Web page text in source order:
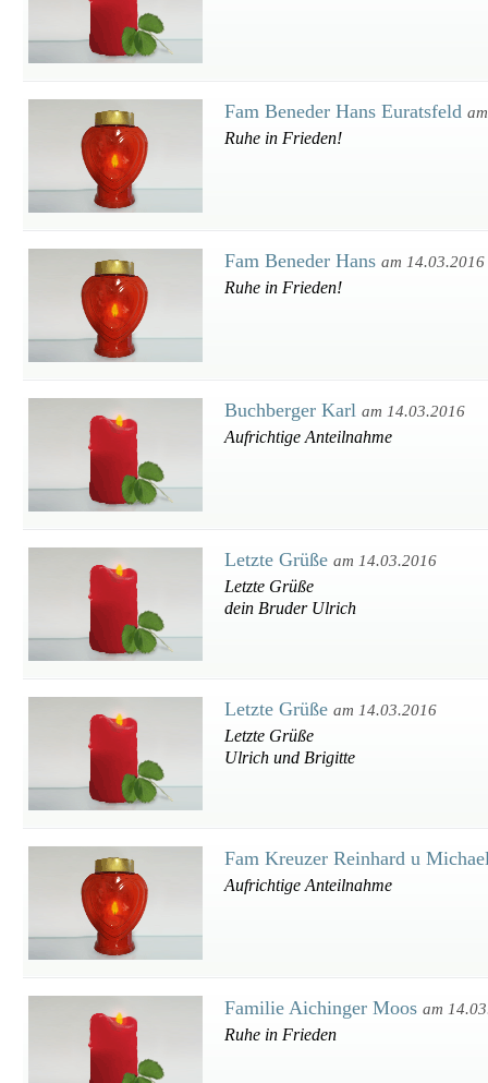
Fam Beneder Hans Euratsfeld
Ruhe in Frieden!
Fam Beneder Hans am 14.03.2016
Ruhe in Frieden!
Buchberger Karl am 14.03.2016
Aufrichtige Anteilnahme
Letzte Grüße am 14.03.2016
Letzte Grüße
dein Bruder Ulrich
Letzte Grüße am 14.03.2016
Letzte Grüße
Ulrich und Brigitte
Fam Kreuzer Reinhard u
Aufrichtige Anteilnahme
Familie Aichinger Moos am
Ruhe in Frieden